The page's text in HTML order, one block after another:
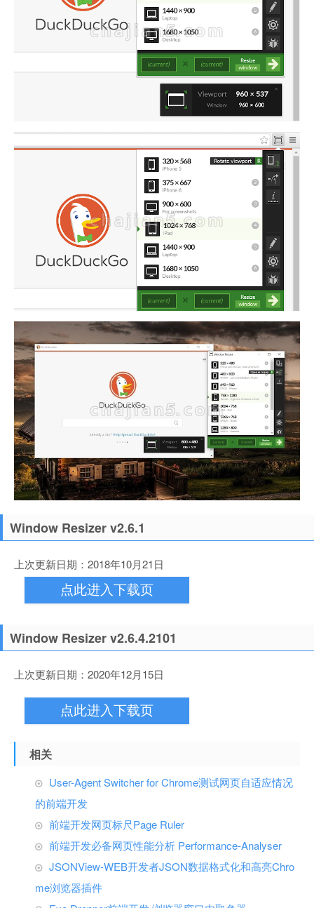
Window Resizer v2.6.1
上次更新日期：2018年10月21日
点此进入下载页
Window Resizer v2.6.4.2101
上次更新日期：2020年12月15日
点此进入下载页
相关
User-Agent Switcher for Chrome测试网页自适应情况
的前端开发
前端开发网页标尺Page Ruler
前端开发必备网页性能分析 Performance-Analyser
JSONView-WEB开发者JSON数据格式化和高亮Chro
me浏览器插件